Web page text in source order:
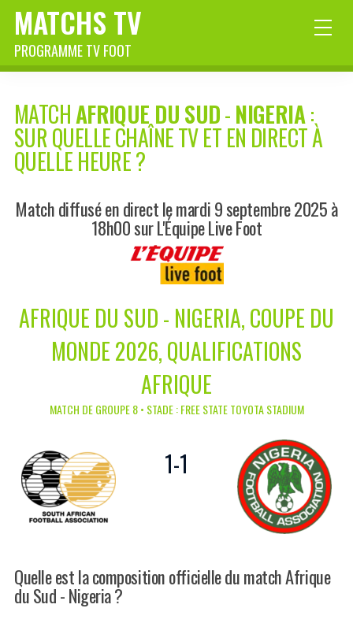
MATCHS TV
PROGRAMME TV FOOT
MATCHAFRIQUE DU SUD-NIGERIA:
SUR QUELLE CHAÎNE TV ET EN DIRECT À
QUELLE HEURE ?
Match diffusé en direct le mardi 9 septembre 2025 à
18h00 sur L'Équipe Live Foot
AFRIQUE DU SUD - NIGERIA, COUPE DU
MONDE 2026, QUALIFICATIONS
AFRIQUE
MATCH DE GROUPE 8 • STADE : FREE STATE TOYOTA STADIUM
1-1
Quelle est la composition officielle du match Afrique
du Sud - Nigeria ?